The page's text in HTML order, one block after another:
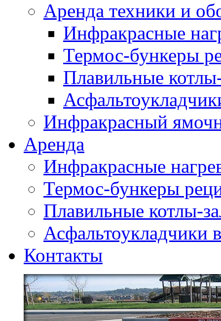
Аренда техники и
Инфракрасные
Термос-бункеры
Плавильные
Инфракрасный
Аренда
Инфракрасные
Термос-бункеры
Плавильные котлы-
Асфальтоукладчики
Контакты